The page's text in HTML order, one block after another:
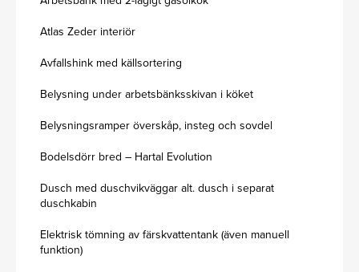
Atlas Zeder interiör
Avfallshink med källsortering
Belysning under arbetsbänksskivan i köket
Belysningsramper överskåp, insteg och sovdel
Bodelsdörr bred – Hartal Evolution
Dusch med duschvikväggar alt. dusch i separat
duschkabin
Elektrisk tömning av färskvattentank (även manuell
funktion)